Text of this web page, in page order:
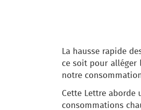
La hausse rapide
ce soit pour alléger
notre
Cette Lettre aborde
consommations